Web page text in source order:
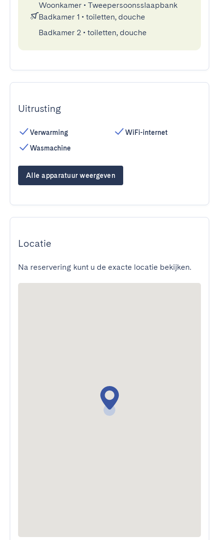
Woonkamer • Tweepersoonsslaapbank
Badkamer 1 • toiletten, douche
Badkamer 2 • toiletten, douche
Uitrusting
Verwarming
Wasmachine
WiFi-internet
Alle apparatuur weergeven
Locatie
Na reservering kunt u de exacte locatie bekijken.